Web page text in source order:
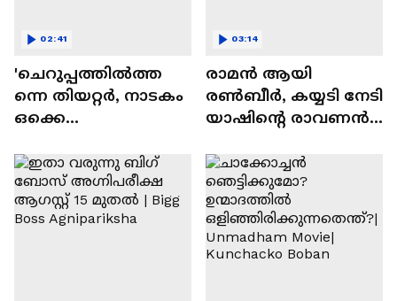
'ചെറുപ്പത്തിൽത്ത
ന്നെ തിയറ്റർ, നാടകം
ഒക്കെ
ചെയ്യാനുള്ള
ആത്മവിശ്വാസമുണ്ടാ
യിരുന്നില്ല'
02:41
രാമന്‍ ആയി
രൺബീർ, കയ്യടി നേടി
യാഷിന്റെ രാവണൻ;
രാമായണ ട്രെയിലർ
എത്തി | Ramayana
Movie
03:14